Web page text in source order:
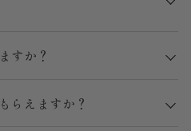
すか？
らえますか？